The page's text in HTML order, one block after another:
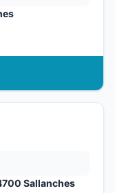
Sallanches